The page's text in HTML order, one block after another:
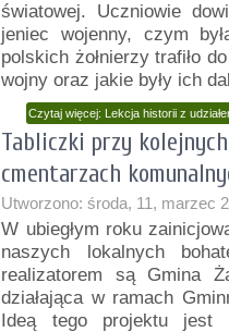
światowej. Uczniowie
jeniec wojenny, czym
polskich żołnierzy trafiło
wojny oraz jakie były ich
Czytaj więcej: Lekcja historii z
Tabliczki przy
cmentarzach
Utworzono: środa, 11, marzec
W ubiegłym roku
naszych lokalnych
realizatorem są Gmina
działająca w ramach
Ideą tego projektu jest